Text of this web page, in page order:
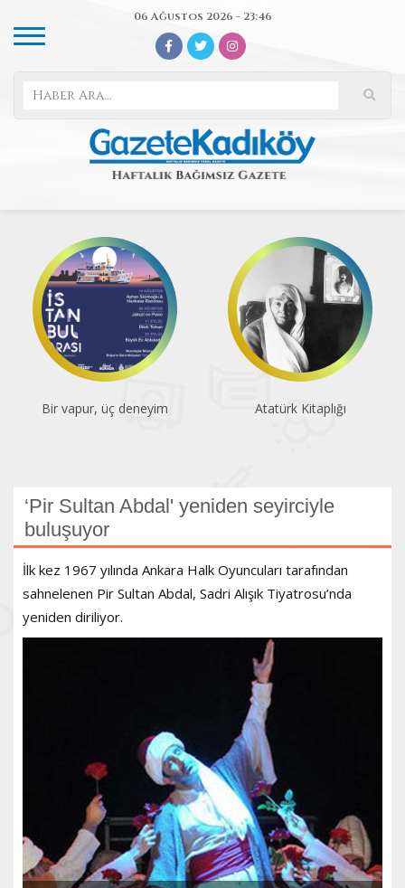
06 Ağustos 2026 - 23:46
Bir vapur, üç deneyim Atatürk Kitaplığı
‘Pir Sultan Abdal' yeniden seyirciyle
buluşuyor
İlk kez 1967 yılında Ankara Halk Oyuncuları tarafından
sahnelenen Pir Sultan Abdal, Sadri Alışık Tiyatrosu’nda
yeniden diriliyor.